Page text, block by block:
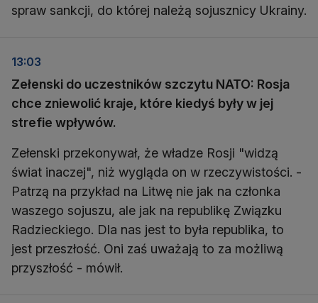
spraw sankcji, do której należą sojusznicy Ukrainy.
13:03
Zełenski do uczestników szczytu NATO: Rosja
chce zniewolić kraje, które kiedyś były w jej
strefie wpływów.
Zełenski przekonywał, że władze Rosji "widzą
świat inaczej", niż wygląda on w rzeczywistości. -
Patrzą na przykład na Litwę nie jak na członka
waszego sojuszu, ale jak na republikę Związku
Radzieckiego. Dla nas jest to była republika, to
jest przeszłość. Oni zaś uważają to za możliwą
przyszłość - mówił.